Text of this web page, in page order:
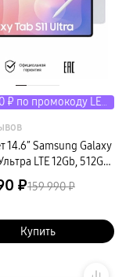
до 2000 ₽ по промокоду LETO
14.6″ Samsung Galaxy
LTE 12Gb, 512Gb,
₽159 990 ₽
Купить